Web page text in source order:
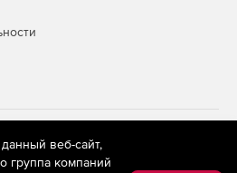
store.softline.ru применяются
(информационные технологии
на основе сбора,
веб-сайт,
группа компаний